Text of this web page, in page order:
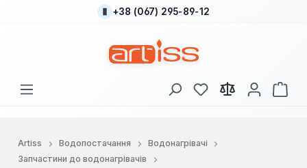
Перейти до основного вмісту
+38 (067) 295-89-12
У вас є 0 у списку
Artiss Водопостачання
Водонагрівачі
Запчастини до водонагрівачів